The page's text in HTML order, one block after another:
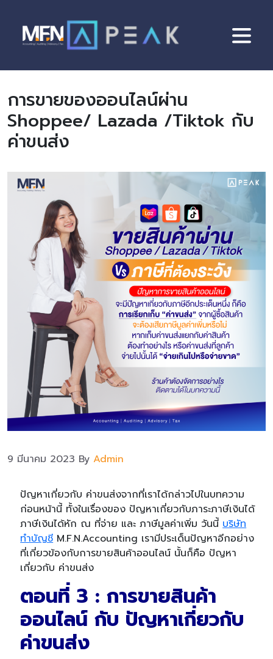
content
การขายของออนไลน์ผ่าน
Shoppee/ Lazada /Tiktok กับ
ค่าขนส่ง
9 มีนาคม 2023 By Admin
ปัญหาเกี่ยวกับ ค่าขนส่งจากที่เราได้กล่าวไปในบทความ
ก่อนหน้านี้ ทั้งในเรื่องของ ปัญหาเกี่ยวกับภาระภาษีเงินได้
ภาษีเงินได้หัก ณ ที่จ่าย และ ภาษีมูลค่าเพิ่ม วันนี้บริษัท
ทำบัญชีM.F.N.Accounting เรามีประเด็นปัญหาอีกอย่าง
ที่เกี่ยวข้องกับการขายสินค้าออนไลน์ นั้นก็คือ ปัญหา
เกี่ยวกับ ค่าขนส่ง
ตอนที่ 3 : การขายสินค้า
ออนไลน์ กับ ปัญหาเกี่ยวกับ
ค่าขนส่ง